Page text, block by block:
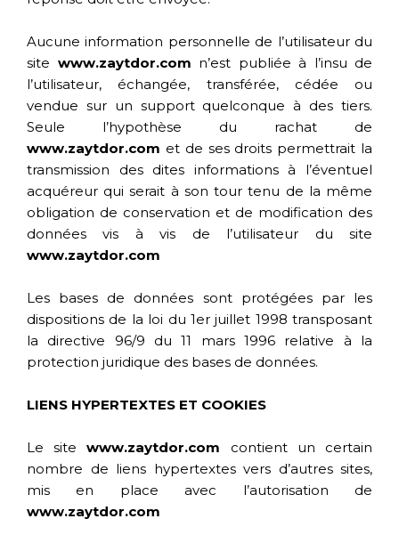
Aucune information personnelle de l’utilisateur du
site www.zaytdor.com n’est publiée à l’insu de
l’utilisateur, échangée, transférée, cédée ou
vendue sur un support quelconque à des tiers.
Seule l’hypothèse du rachat de
www.zaytdor.com et de ses droits permettrait la
transmission des dites informations à l’éventuel
acquéreur qui serait à son tour tenu de la même
obligation de conservation et de modification des
données vis à vis de l’utilisateur du site
www.zaytdor.com
Les bases de données sont protégées par les
dispositions de la loi du 1er juillet 1998 transposant
la directive 96/9 du 11 mars 1996 relative à la
protection juridique des bases de données.
LIENS HYPERTEXTES ET COOKIES
Le sitewww.zaytdor.com
contient un certain
nombre de liens hypertextes vers d’autres sites,
mis en place avec l’autorisation de
www.zaytdor.com